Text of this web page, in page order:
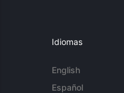
Idiomas
English
Español